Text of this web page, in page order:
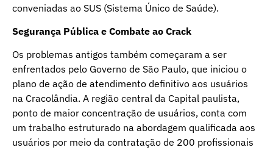
conveniadas ao SUS (Sistema Único de Saúde).
Segurança Pública e Combate ao Crack
Os problemas antigos também começaram a ser
enfrentados pelo Governo de São Paulo, que iniciou o
plano de ação de atendimento definitivo aos usuários
na Cracolândia. A região central da Capital paulista,
ponto de maior concentração de usuários, conta com
um trabalho estruturado na abordagem qualificada aos
usuários por meio da contratação de 200 profissionais